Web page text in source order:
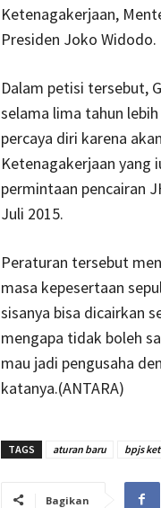
Ketenagakerjaan,
Presiden Joko Widodo.
Dalam petisi tersebut,
selama lima tahun
percaya diri karena
Ketenagakerjaan yang
permintaan pencairan
Juli 2015.
Peraturan tersebut
masa kepesertaan
sisanya bisa dicairkan
mengapa tidak boleh
mau jadi pengusaha
katanya.(ANTARA)
TAGS aturan baru bpjs
Bagikan